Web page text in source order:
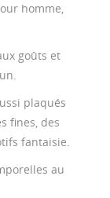
homme,
goûts et
plaqués
fines, des
fantaisie.
au